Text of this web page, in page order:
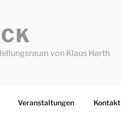
von Klaus Harth
Veranstaltungen Kontakt